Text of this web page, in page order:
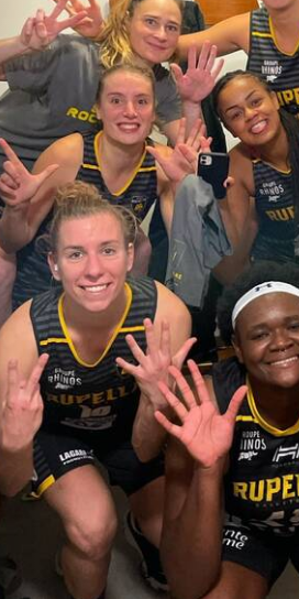
à Gaston
sont lesU13(2) fillesqui ouvraient
avancé ! Nos jeunes rochelaises
de Bressuire.
le match des Espoirs, la Pré-
sur
une cinquième victoire.Après
sont fait rattrapper dans le
fin de match 83 à 78
face à une